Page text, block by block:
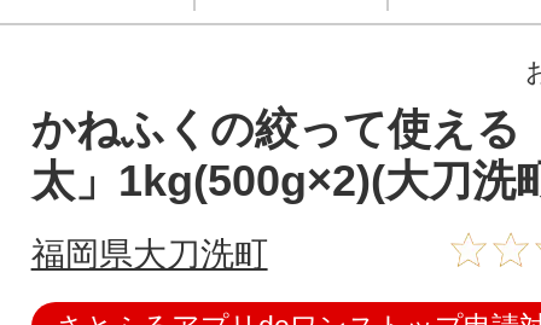
かねふくの絞って使える
太」1kg(500g×2)(大刀洗
福岡県大刀洗町